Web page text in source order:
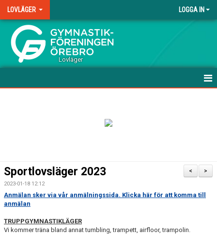
LOVLÄGER LOGGA IN
.
Lovläger
>
<
Sportlovsläger 2023
2023-01-18 12:12
Anmälan sker via vår anmälningssida. Klicka här för att komma till
anmälan
TRUPPGYMNASTIKLÄGER
Vi kommer träna bland annat tumbling, trampett, airfloor, trampolin.